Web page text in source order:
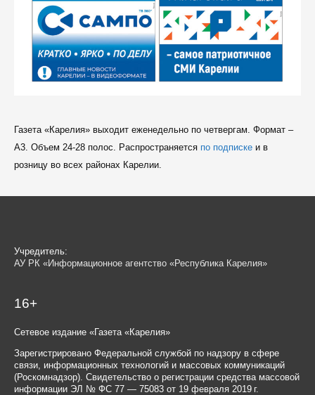
Газета «Карелия» выходит еженедельно по четвергам. Формат –
A3. Объем 24-28 полос. Распространяется по подпискеи в
розницу во всех районах Карелии.
Учредитель:
АУ РК «Информационное агентство «Республика Карелия»
16+
Сетевое издание «Газета «Карелия»
Зарегистрировано Федеральной службой по надзору в сфере
связи, информационных технологий и массовых коммуникаций
(Роскомнадзор). Свидетельство о регистрации средства массовой
информации ЭЛ № ФС 77 — 75083 от 19 февраля 2019 г.